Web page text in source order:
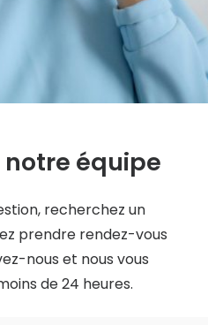
notre équipe
recherchez un
prendre rendez-vous
nous et nous vous
de 24 heures.